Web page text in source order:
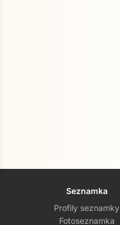
Seznamka
Profily seznamky
Fotoseznamka